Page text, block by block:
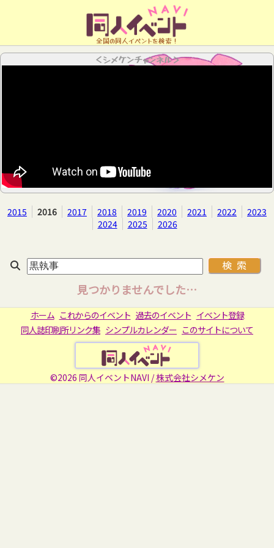
全国の同人イベントを検索！
＜シメケンチャンネル＞
2015 2016 2017 2018 2019 2020 2021 2022
2023
2024
2025 2026
見つかりませんでした…
ホーム これからのイベント 過去のイベント イベント登録
同人誌印刷所リンク集 シンプルカレンダー このサイトについて
©2026 同人イベントNAVI /株式会社シメケン